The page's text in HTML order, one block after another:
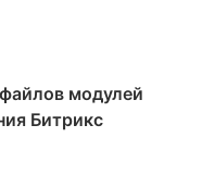
модулей
Битрикс